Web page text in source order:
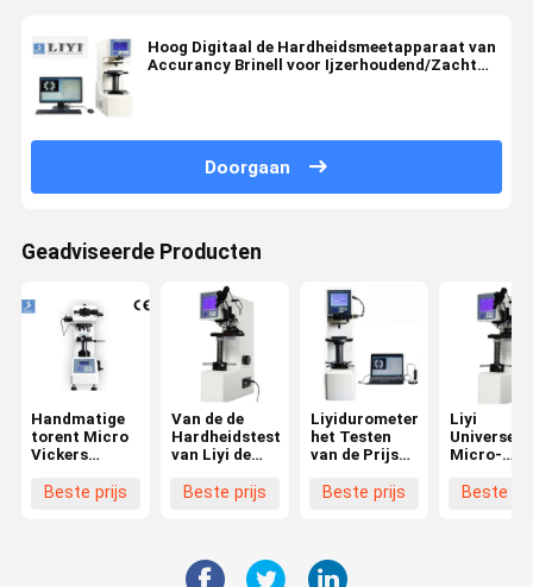
Hoog Digitaal de Hardheidsmeetapparaat van
Accurancy Brinell voor Ijzerhoudend/Zacht
Doorgaan
Geadviseerde Producten
Handmatige
torent Micro
Vickers
met LCD-
Beste prijs
Van de de
Hardheidstest
van Liyi de
Rockwell van
Hardheidsmeetapparaat
Beste prijs
Liyidurometer
het Testen
van de Prijs
Rockwell van
Hardheidsmeetapparaat
Beste prijs
Liyi
Universeel
Micro-
van
Beste